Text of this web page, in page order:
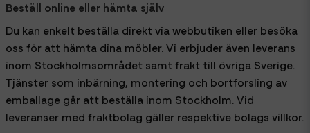
Beställ online eller hämta själv
Du kan enkelt beställa direkt via webbutiken eller besöka
oss för att hämta dina möbler. Vi erbjuder även leverans
inom Stockholmsområdet samt frakt till övriga Sverige.
Tjänster som inbärning, montering och bortforsling av
emballage går att beställa inom Stockholm. Vid
leveranser med fraktbolag gäller respektive bolags villkor.